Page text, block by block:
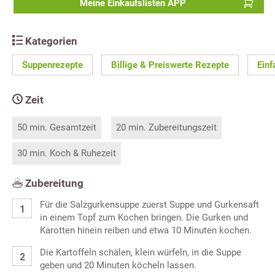
Meine Einkaufslisten APP
Kategorien
Suppenrezepte Billige & Preiswerte Rezepte
Zeit
50 min. Gesamtzeit 20 min. Zubereitungszeit
30 min. Koch & Ruhezeit
Zubereitung
Für die Salzgurkensuppe zuerst Suppe und Gurkensaft
in einem Topf zum Kochen bringen. Die Gurken und
Karotten hinein reiben und etwa 10 Minuten kochen.
Die Kartoffeln schälen, klein würfeln, in die Suppe
geben und 20 Minuten köcheln lassen.